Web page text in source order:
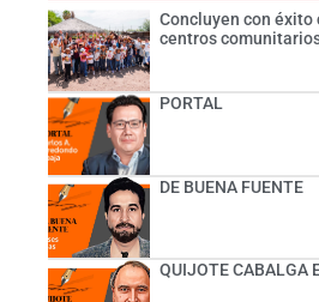
Concluyen con éxito
centros
PORTAL
DE BUENA FUENTE
QUIJOTE CABALGA